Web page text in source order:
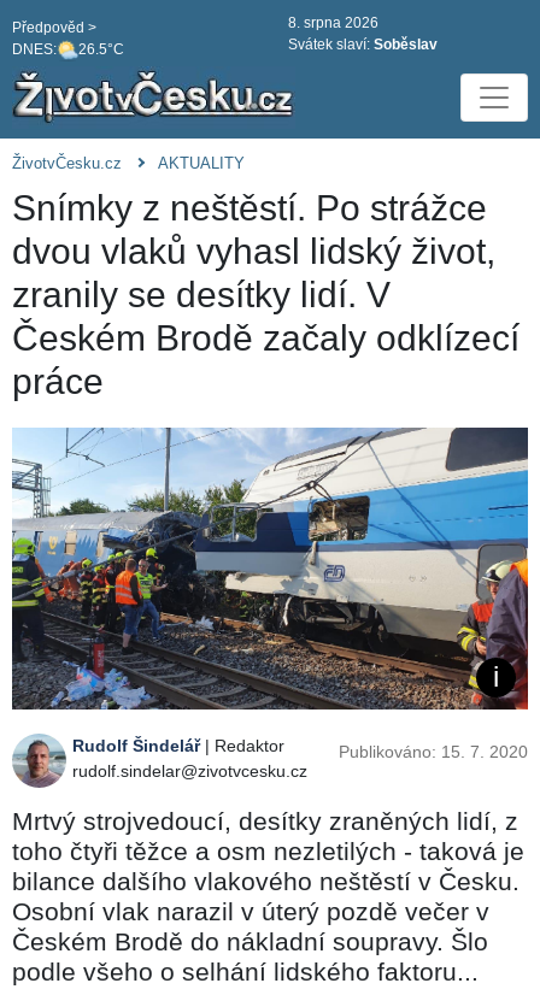
DNES: 26.5°C
Předpověd >
8. srpna 2026
Svátek slaví: Soběslav
ŽivotvČesku.cz AKTUALITY
Snímky z neštěstí. Po strážce
dvou vlaků vyhasl lidský život,
zranily se desítky lidí. V
Českém Brodě začaly odklízecí
práce
Rudolf Šindelář| Redaktor
rudolf.sindelar@zivotvcesku.cz
Publikováno: 15. 7. 2020
Mrtvý strojvedoucí, desítky zraněných lidí, z
toho čtyři těžce a osm nezletilých - taková je
bilance dalšího vlakového neštěstí v Česku.
Osobní vlak narazil v úterý pozdě večer v
Českém Brodě do nákladní soupravy. Šlo
podle všeho o selhání lidského faktoru...